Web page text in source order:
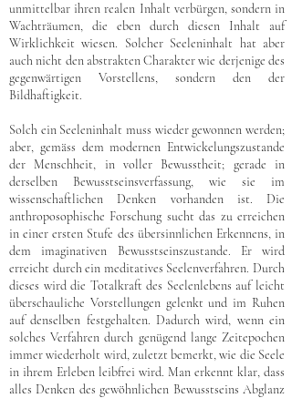
unmittelbar ihren realen Inhalt verbürgen, sondern in
Wachträumen, die eben durch diesen Inhalt auf
Wirklichkeit wiesen. Solcher Seeleninhalt hat aber
auch nicht den abstrakten Charakter wie derjenige des
gegenwärtigen Vorstellens, sondern den der
Bildhaftigkeit.
Solch ein Seeleninhalt muss wieder gewonnen werden;
aber, gemäss dem modernen Entwickelungszustande
der Menschheit, in voller Bewusstheit; gerade in
derselben Bewusstseinsverfassung, wie sie im
wissenschaftlichen Denken vorhanden ist. Die
anthroposophische Forschung sucht das zu erreichen
in einer ersten Stufe des übersinnlichen Erkennens, in
dem imaginativen Bewusstseinszustande. Er wird
erreicht durch ein meditatives Seelenverfahren. Durch
dieses wird die Totalkraft des Seelenlebens auf leicht
überschauliche Vorstellungen gelenkt und im Ruhen
auf denselben festgehalten. Dadurch wird, wenn ein
solches Verfahren durch genügend lange Zeitepochen
immer wiederholt wird, zuletzt bemerkt, wie die Seele
in ihrem Erleben leibfrei wird. Man erkennt klar, dass
alles Denken des gewöhnlichen Bewusstseins Abglanz